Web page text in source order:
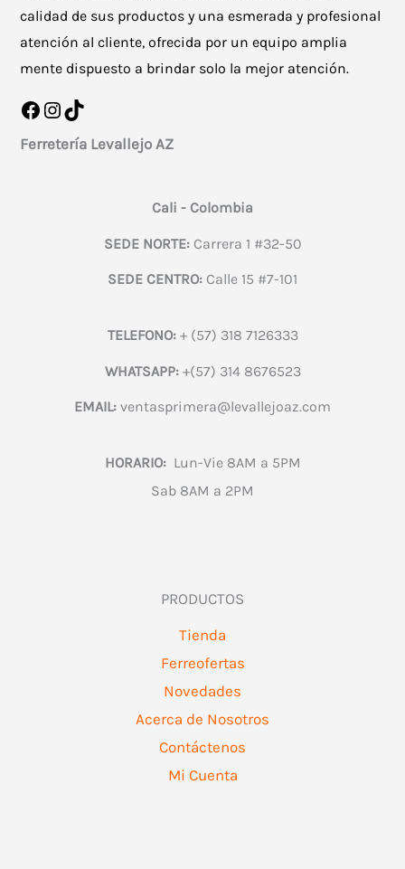
calidad de sus productos y una esmerada y profesional
atención al cliente, ofrecida por un equipo amplia
mente dispuesto a brindar solo la mejor atención.
Facebook
Instagram
TikTok
Ferretería Levallejo AZ
Cali - Colombia
SEDE NORTE:Carrera 1 #32-50
SEDE CENTRO: Calle 15 #7-101
TELEFONO:+ (57) 318 7126333
WHATSAPP:+(57) 314 8676523
EMAIL: ventasprimera@levallejoaz.com
HORARIO:Lun-Vie 8AM a 5PM
Sab 8AM a 2PM
PRODUCTOS
Tienda
Ferreofertas
Novedades
Acerca de Nosotros
Contáctenos
Mi Cuenta